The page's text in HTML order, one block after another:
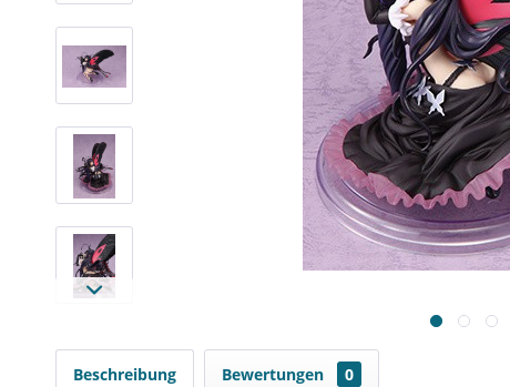
Beschreibung Bewertungen 0